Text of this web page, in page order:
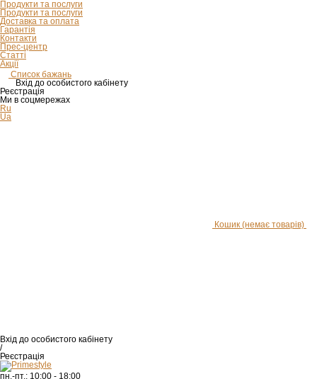
Продукти та послуги
Продукти та послуги
Доставка та оплата
Гарантія
Контакти
Прес-центр
Статті
Акції
Список бажань
Вхід до особистого кабінету
Реєстрація
Ми в соцмережах
Ru
Ua
Кошик (немає товарів)
Вхід до особистого кабінету
/
Реєстрація
пн.-пт.: 10:00 - 18:00